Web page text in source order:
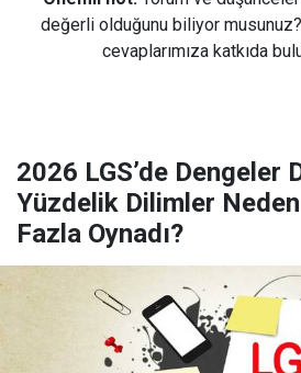
değerli olduğunu biliyor musunuz?
cevaplarımıza katkıda
2026 LGS’de Dengeler
Yüzdelik Dilimler
Fazla Oynadı?